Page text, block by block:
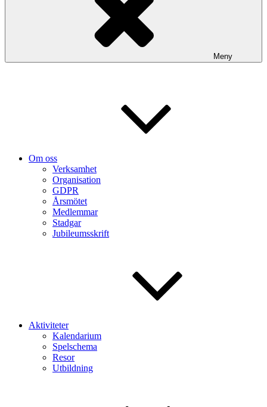
Meny
Om oss
Verksamhet
Organisation
GDPR
Årsmötet
Medlemmar
Stadgar
Jubileumsskrift
Aktiviteter
Kalendarium
Spelschema
Resor
Utbildning